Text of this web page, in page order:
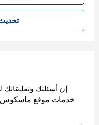
تحديث الصفحة
إن أسئلتك
خدمات موقع ماسكوس.